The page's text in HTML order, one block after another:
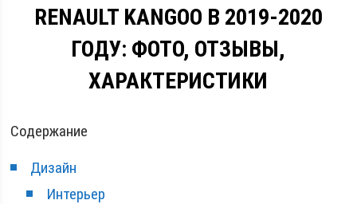
RENAULT KANGOO В 2019-2020
ГОДУ: ФОТО, ОТЗЫВЫ,
ХАРАКТЕРИСТИКИ
Содержание
Дизайн
Интерьер